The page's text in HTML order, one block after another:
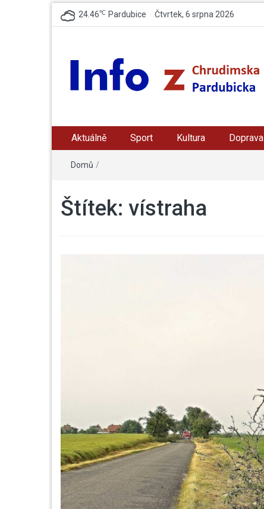
24.46℃ Pardubice Čtvrtek, 6 srpna 2026
Pardubicka
Aktuálně Sport Kultura Doprava
Domů /
Štítek: vístraha